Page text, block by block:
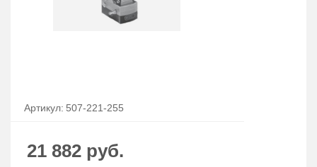
Артикул: 507-221-255
21 882 руб.